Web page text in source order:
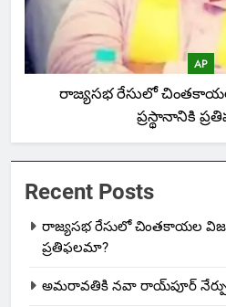
AP
రాజ్యసభ రేసులో
ప్రస్థానానికి
Recent Posts
రాజ్యసభ రేసులో చింతకాయల
ప్రతిఫలమా?
అమరావతికి నవా రాయ్‌పూర్